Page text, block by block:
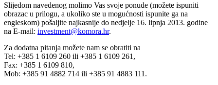
Slijedom navedenog molimo Vas svoje ponude (možete ispuniti
obrazac u prilogu, a ukoliko ste u mogućnosti ispunite ga na
engleskom) pošaljite najkasnije do nedjelje 16. lipnja 2013. godine
na E-mail: investment@komora.hr.
Za dodatna pitanja možete nam se obratiti na
Tel: +385 1 6109 260 ili +385 1 6109 261,
Fax: +385 1 6109 810,
Mob: +385 91 4882 714 ili +385 91 4883 111.